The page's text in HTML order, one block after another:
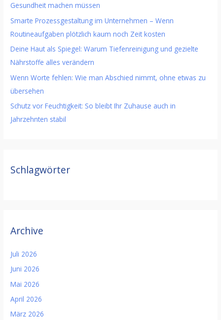
Gesundheit machen müssen
Smarte Prozessgestaltung im Unternehmen – Wenn
Routineaufgaben plötzlich kaum noch Zeit kosten
Deine Haut als Spiegel: Warum Tiefenreinigung und gezielte
Nährstoffe alles verändern
Wenn Worte fehlen: Wie man Abschied nimmt, ohne etwas zu
übersehen
Schutz vor Feuchtigkeit: So bleibt Ihr Zuhause auch in
Jahrzehnten stabil
Schlagwörter
Archive
Juli 2026
Juni 2026
Mai 2026
April 2026
März 2026